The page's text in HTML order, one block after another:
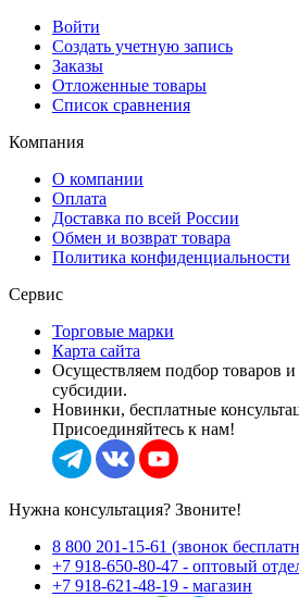
Войти
Создать учетную запись
Заказы
Отложенные товары
Список сравнения
Компания
О компании
Оплата
Доставка по всей России
Обмен и возврат товара
Политика конфиденциальности
Сервис
Торговые марки
Карта сайта
Осуществляем подбор товаров
субсидии.
Новинки, бесплатные
Присоединяйтесь к нам!
Нужна консультация? Звоните!
8 800 201-15-61 (звонок
+7 918-650-80-47 - оптовый
+7 918-621-48-19 - магазин